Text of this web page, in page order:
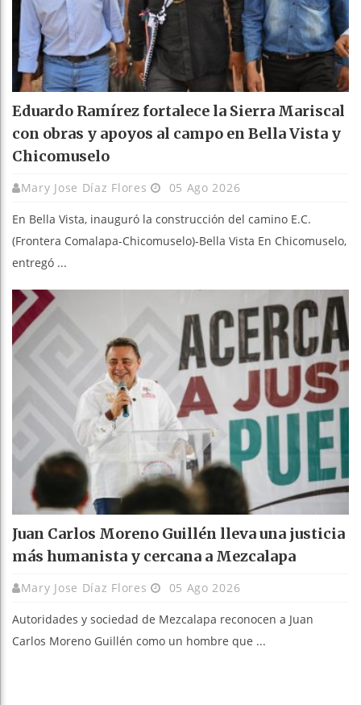
Eduardo Ramírez fortalece la Sierra Mariscal
con obras y apoyos al campo en Bella Vista y
Chicomuselo
Mary Jose Díaz Flores 05 Ago 2026
En Bella Vista, inauguró la construcción del camino E.C.
(Frontera Comalapa-Chicomuselo)-Bella Vista En Chicomuselo,
entregó ...
Juan Carlos Moreno Guillén lleva una justicia
más humanista y cercana a Mezcalapa
Mary Jose Díaz Flores 05 Ago 2026
Autoridades y sociedad de Mezcalapa reconocen a Juan
Carlos Moreno Guillén como un hombre que ...